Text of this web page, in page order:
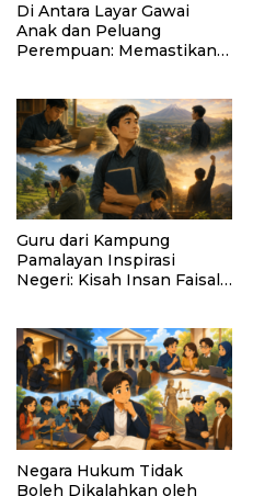
Di Antara Layar Gawai
Anak dan Peluang
Perempuan: Memastikan
Guru dari Kampung
Pamalayan Inspirasi
Negeri: Kisah Insan Faisal
Pelosok Negeri”
Negara Hukum Tidak
Boleh Dikalahkan oleh